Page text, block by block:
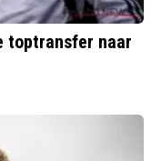
toptransfer naar